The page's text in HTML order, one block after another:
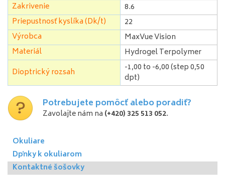
Zakrivenie
8.6
Priepustnosť kyslíka (Dk/t)
22
Výrobca
MaxVue Vision
Materiál
Hydrogel Terpolymer
Dioptrický rozsah
-1,00 to -6,00 (step 0,50
dpt)
Potrebujete pomôcť alebo poradiť?
Zavolajte nám na (+420) 325 513 052.
Okuliare
Dpňky k okuliarom
Kontaktné šošovky